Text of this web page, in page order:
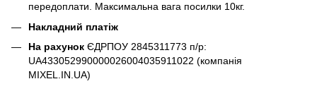
передоплати. Максимальна вага посилки 10кг.
Накладний платіж
На рахунок ЄДРПОУ 2845311773 п/р:
UA433052990000026004035911022 (компанія
MIXEL.IN.UA)